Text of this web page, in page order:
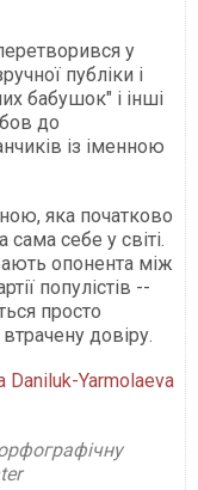
у
публіки і
бабушок" і інші
до
із іменною
яка початково
себе у світі.
опонента між
популістів --
просто
довіру.
Daniluk-Yarmolaeva